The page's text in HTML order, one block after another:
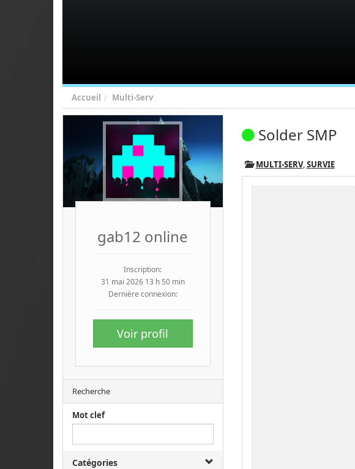
Accueil Multi-Serv
gab12 online
Inscription:
31 mai 2026 13 h 50 min
Dernière connexion:
Voir profil
Recherche
Mot clef
Catégories
Solder SMP
MULTI-SERV,SURVIE